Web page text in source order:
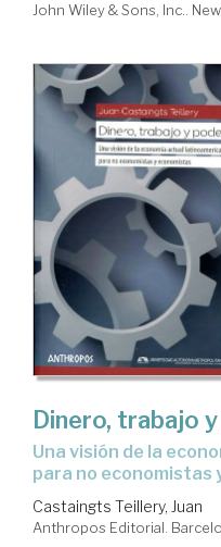
John Wiley & Sons, Inc..
Dinero, trabajo
una visión de la economía actual latinoamericana
para no economistas
Castaingts Teillery, Juan
Anthropos Editorial.